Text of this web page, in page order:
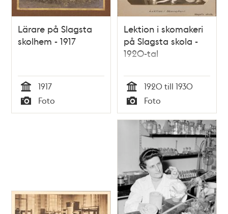
Lärare på Slagsta
skolhem - 1917
Tid
1917
Typ
Foto
Lektion i skomakeri
på Slagsta skola -
1920-tal
Tid
1920 till 1930
Typ
Foto